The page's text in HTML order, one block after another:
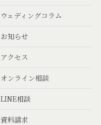
ウェディングコラム
お知らせ
アクセス
オンライン相談
LINE相談
資料請求